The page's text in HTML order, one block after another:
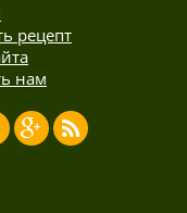
рецепт
нам